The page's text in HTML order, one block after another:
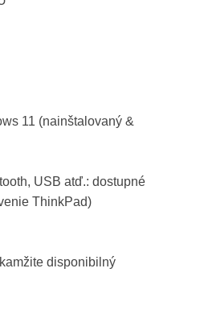
11 (nainštalovaný &
USB atď.: dostupné
ThinkPad)
disponibilný